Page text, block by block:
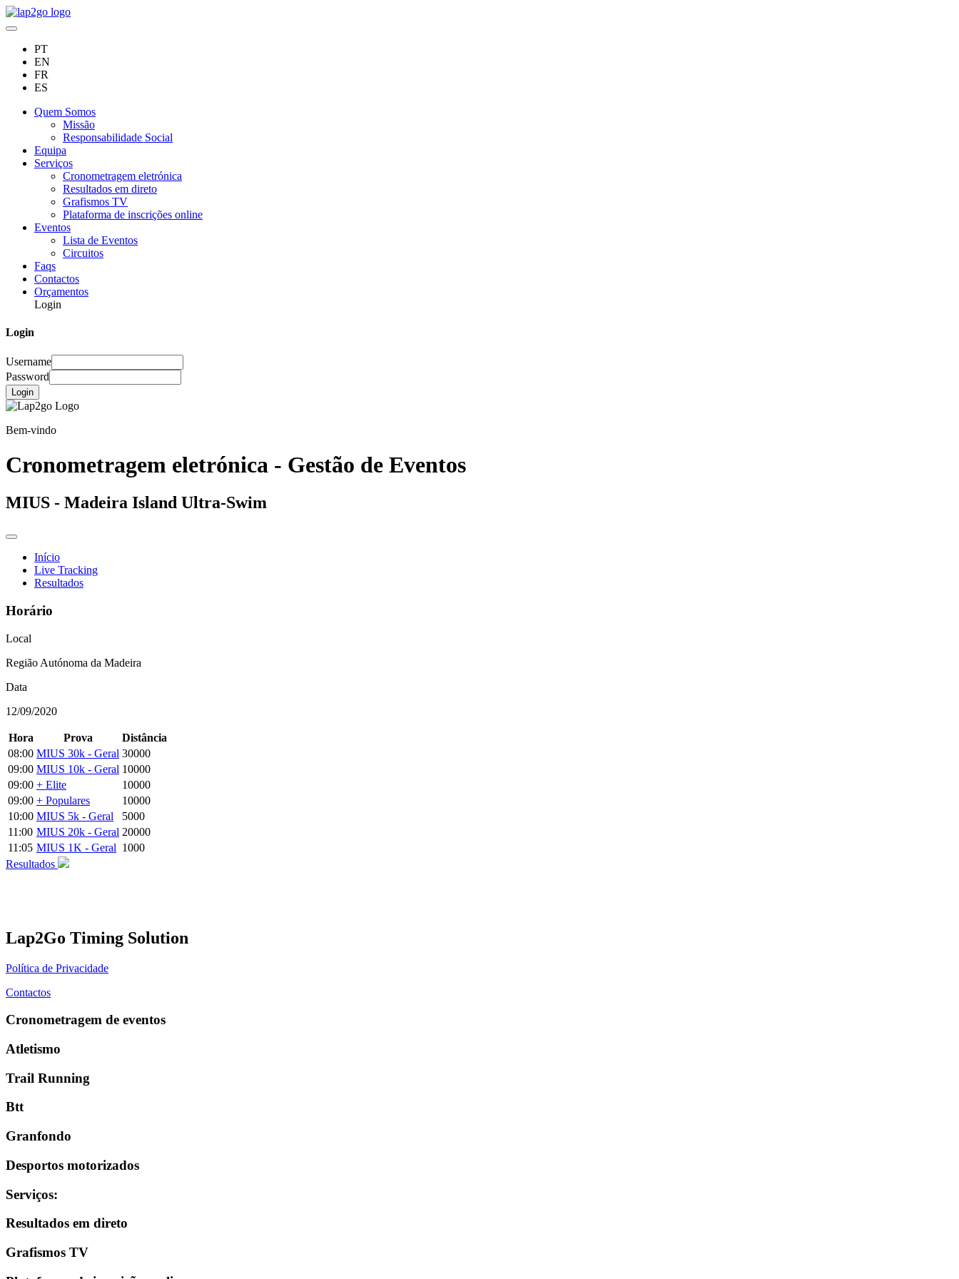
PT
EN
FR
ES
Quem Somos
Missão
Responsabilidade Social
Equipa
Serviços
Cronometragem eletrónica
Resultados em direto
Grafismos TV
Plataforma de inscrições online
Eventos
Lista de Eventos
Circuitos
Faqs
Contactos
Orçamentos
Login
Login
Username
Password
Login
Bem-vindo
Cronometragem eletrónica - Gestão de Eventos
MIUS - Madeira Island Ultra-Swim
Início
Live Tracking
Resultados
Horário
Local
Região Autónoma da Madeira
Data
12/09/2020
Hora Prova
Distância
08:00 MIUS 30k - Geral 30000
09:00 MIUS 10k - Geral 10000
09:00 + Elite
10000
09:00 + Populares
10000
10:00 MIUS 5k - Geral
5000
11:00 MIUS 20k - Geral 20000
11:05 MIUS 1K - Geral 1000
Resultados
Lap2Go Timing Solution
Política de Privacidade
Contactos
Cronometragem de eventos
Atletismo
Trail Running
Btt
Granfondo
Desportos motorizados
Serviços:
Resultados em direto
Grafismos TV